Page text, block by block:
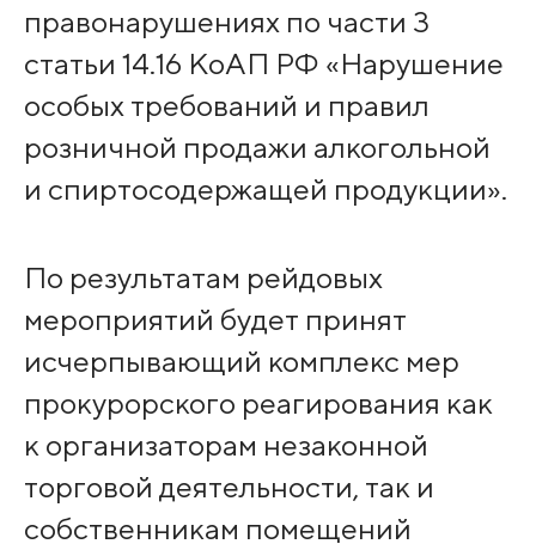
правонарушениях по части 3
статьи 14.16 КоАП РФ «Нарушение
особых требований и правил
розничной продажи алкогольной
и спиртосодержащей продукции».
По результатам рейдовых
мероприятий будет принят
исчерпывающий комплекс мер
прокурорского реагирования как
к организаторам незаконной
торговой деятельности, так и
собственникам помещений